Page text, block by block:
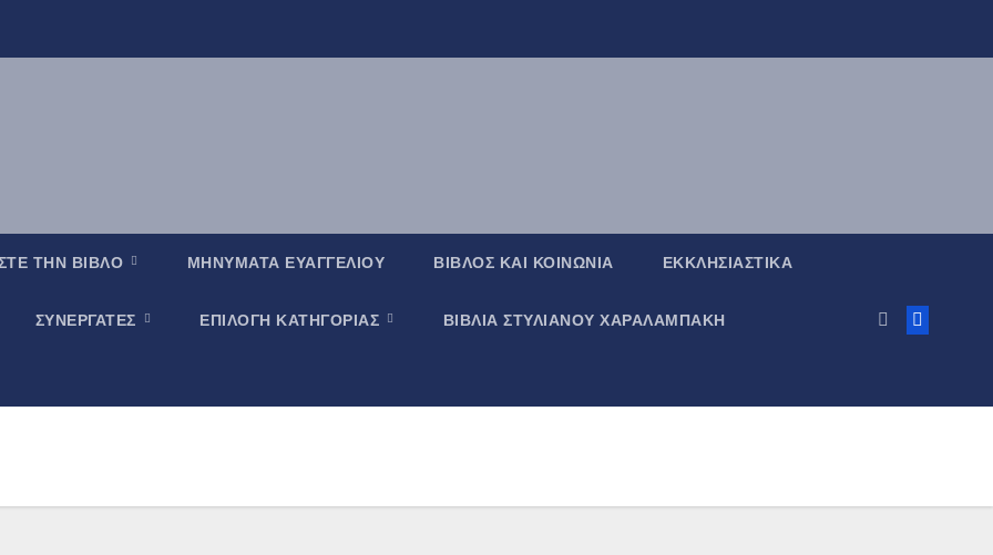
ΤΗΝ ΒΙΒΛΟ ΜΗΝΥΜΑΤΑ ΕΥΑΓΓΕΛΙΟΥ ΒΙΒΛΟΣ ΚΑΙ ΚΟΙΝΩΝΙΑ ΕΚΚΛΗΣΙΑΣΤΙΚΑ
ΣΥΝΕΡΓΑΤΕΣ ΕΠΙΛΟΓΗ ΚΑΤΗΓΟΡΙΑΣ ΒΙΒΛΙΑ ΣΤΥΛΙΑΝΟΥ ΧΑΡΑΛΑΜΠΑΚΗ